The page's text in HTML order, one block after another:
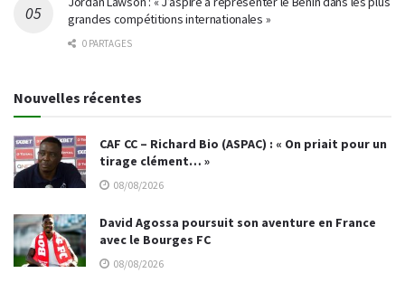
grandes compétitions internationales »
0 PARTAGES
Nouvelles récentes
CAF CC – Richard Bio (ASPAC) : « On priait pour un
tirage clément… »
08/08/2026
David Agossa poursuit son aventure en France
avec le Bourges FC
08/08/2026